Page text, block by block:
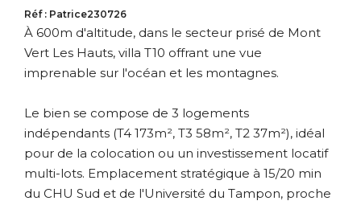
Réf : Patrice230726
À 600m d'altitude, dans le secteur prisé de Mont
Vert Les Hauts, villa T10 offrant une vue
imprenable sur l'océan et les montagnes.
Le bien se compose de 3 logements
indépendants (T4 173m², T3 58m², T2 37m²), idéal
pour de la colocation ou un investissement locatif
multi-lots. Emplacement stratégique à 15/20 min
du CHU Sud et de l'Université du Tampon, proche